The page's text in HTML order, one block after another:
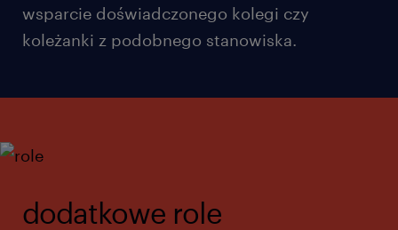
wsparcie doświadczonego kolegi czy
koleżanki z podobnego stanowiska.
dodatkowe role